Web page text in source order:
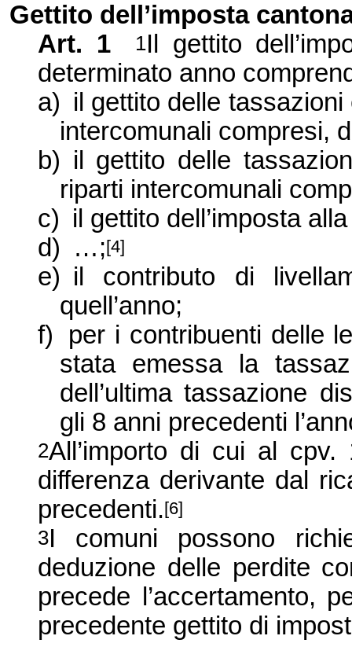
Gettito dell’imposta
Art. 1
1Il gettito
determinato anno
a) il gettito delle
intercomunali compresi,
b) il gettito delle
riparti intercomunali
c) il gettito dell’imposta
d)
…;[4]
e) il contributo di
quell’anno;
f)
per i contribuenti delle
stata emessa la
dell’ultima tassazione
gli 8 anni precedenti
2All’importo di cui al
differenza derivante dal
precedenti.[6]
3I comuni possono
deduzione delle perdite
precede l’accertamento,
precedente gettito di